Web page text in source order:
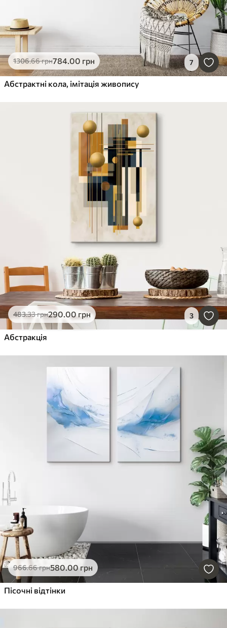
1306.66грн784.00 грн 7
Абстрактні кола, імітація живопису
483.33грн290.00 грн 3
Абстракція
966.66грн580.00грн
Пісочні відтінки